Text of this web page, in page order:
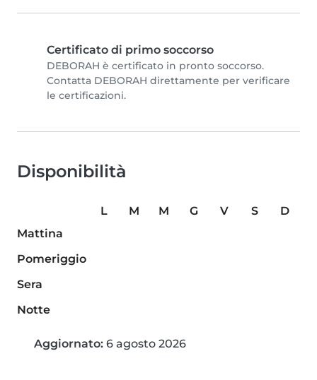
Certificato di primo soccorso
DEBORAH è certificato in pronto soccorso.
Contatta DEBORAH direttamente per verificare
le certificazioni.
Disponibilità
L M M G V S
D
Mattina
Pomeriggio
Sera
Notte
Aggiornato: 6 agosto 2026